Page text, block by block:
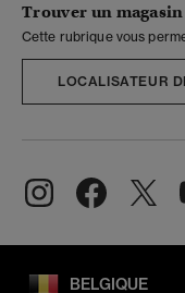
Trouver un magasin
Cette rubrique vous
LOCALISATEUR
BELGIQUE